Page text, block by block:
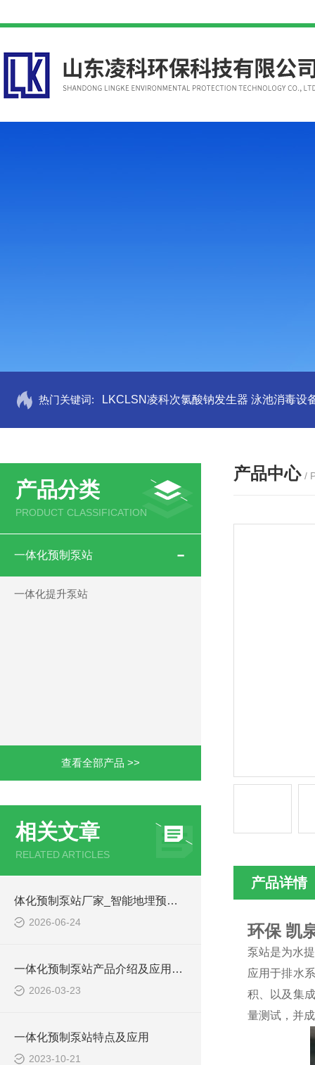
热门关键词: LKCLSN凌科次氯酸钠发生器 泳池消毒设
产品分类
PRODUCT CLASSIFICATION
一体化预制泵站
一体化提升泵站
查看全部产品 >>
相关文章
RELATED ARTICLES
体化预制泵站厂家_智能地埋预制泵站-凌科环保
2026-06-24
一体化预制泵站产品介绍及应用范围
2026-03-23
一体化预制泵站特点及应用
2023-10-21
产品中心 /
产品详情
环保 凯
泵站是为水
应用于排水
积、以及集
量测试，并